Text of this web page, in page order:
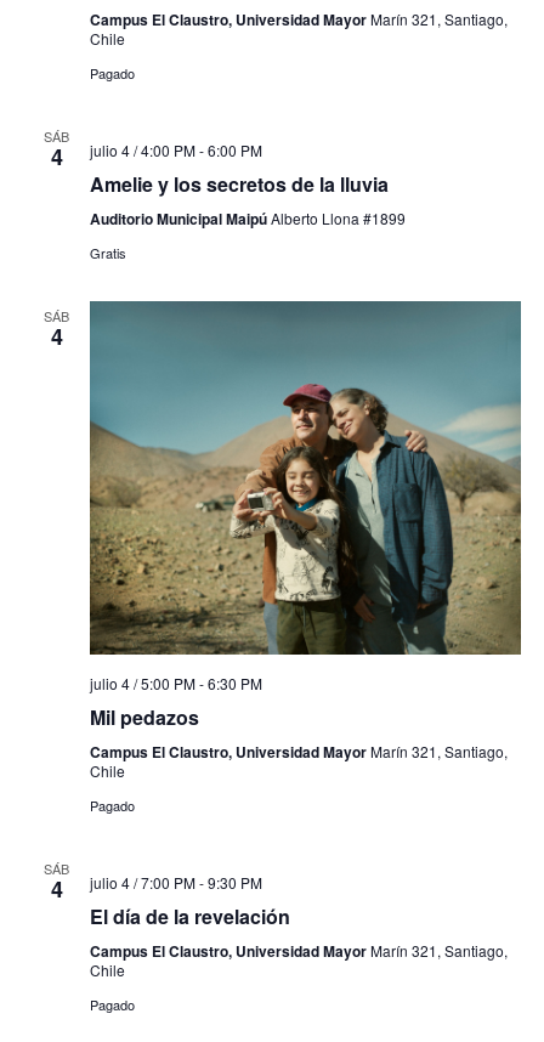
Campus El Claustro, Universidad MayorMarín 321, Santiago,
Chile
Pagado
SÁB
4 julio 4 / 4:00 PM-6:00 PM
Amelie y los secretos de la lluvia
Auditorio Municipal MaipúAlberto Llona #1899
Gratis
SÁB
4
julio 4 / 5:00 PM-6:30 PM
Mil pedazos
Campus El Claustro, Universidad MayorMarín 321, Santiago,
Chile
Pagado
SÁB
4 julio 4 / 7:00 PM-9:30 PM
El día de la revelación
Campus El Claustro, Universidad MayorMarín 321, Santiago,
Chile
Pagado